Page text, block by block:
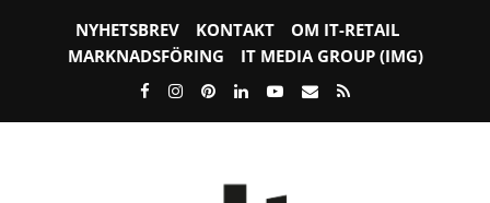
NYHETSBREV KONTAKT
OM IT-RETAIL
MARKNADSFÖRING
IT MEDIA GROUP (IMG)